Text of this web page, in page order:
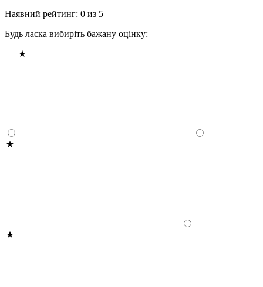
Наявний рейтинг: 0 из 5
Будь ласка вибиріть бажану оцінку: